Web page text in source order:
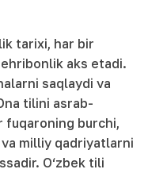
tarixi, har bir
aks etadi.
saqlaydi va
tilini asrab-
fuqaroning burchi,
va milliy qadriyatlarni
O‘zbek tili